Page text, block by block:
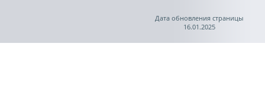
Дата обновления страницы
16.01.2025